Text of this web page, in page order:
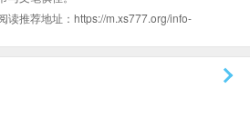
读推荐地址：https://m.xs777.org/info-